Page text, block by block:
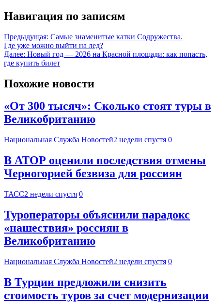
Навигация по записям
Предыдущая: Самые знаменитые катки Содружества.
Где уже можно выйти на лед?
Далее: Новый год — 2026 на Красной площади: как попасть,
где купить билет
Похожие новости
«От 300 тысяч»: Сколько стоят туры в
Великобританию
Национальная Служба Новостей2 недели спустя 0
В АТОР оценили последствия отмены
Черногорией безвиза для россиян
ТАСС2 недели спустя 0
Туроператоры объяснили парадокс
«нашествия» россиян в
Великобританию
Национальная Служба Новостей2 недели спустя 0
В Турции предложили снизить
стоимость туров за счет модернизации